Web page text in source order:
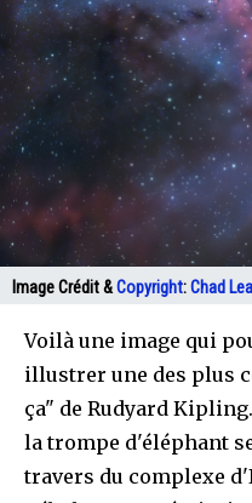
Image Crédit &Copyright:Chad
Voilà une image qui
illustrer une des plus
ça" de Rudyard
la trompe d'éléphant
travers du complexe